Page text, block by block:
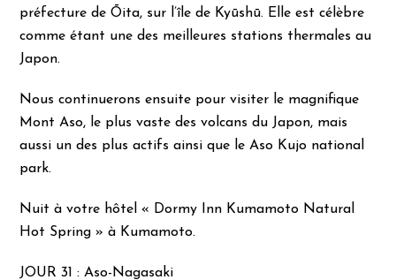
préfecture de Ōita, sur l’île de Kyūshū. Elle est célèbre
comme étant une des meilleures stations thermales au
Japon.
Nous continuerons ensuite pour visiter le magnifique
Mont Aso, le plus vaste des volcans du Japon, mais
aussi un des plus actifs ainsi que le Aso Kujo national
park.
Nuit à votre hôtel « Dormy Inn Kumamoto Natural
Hot Spring » à Kumamoto.
JOUR 31 : Aso-Nagasaki